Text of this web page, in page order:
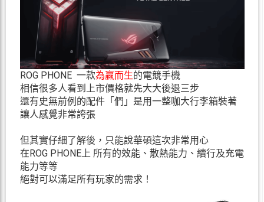
ROG PHONE 一款為贏而生的電競手機
相信很多人看到上市價格就先大大後退三步
還有史無前例的配件「們」是用一整咖大行李箱裝著
讓人感覺非常誇張
但其實仔細了解後，只能說華碩這次非常用心
在ROG PHONE上 所有的效能、散熱能力、續行及充電
能力等等
絕對可以滿足所有玩家的需求！